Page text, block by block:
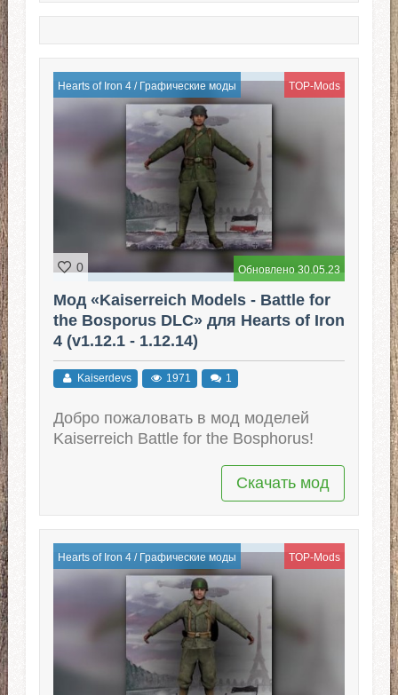
Hearts of Iron 4/ Графические моды TOP-Mods
Обновлено 30.05.23
0
Мод «Kaiserreich Models - Battle for
the Bosporus DLC» для Hearts of Iron
4 (v1.12.1 - 1.12.14)
Kaiserdevs 1971 1
Добро пожаловать в мод моделей
Kaiserreich Battle for the Bosphorus!
Скачать мод
Hearts of Iron 4/ Графические моды TOP-Mods